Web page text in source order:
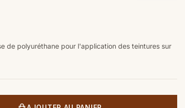
de polyuréthane pour l'application des teintures sur